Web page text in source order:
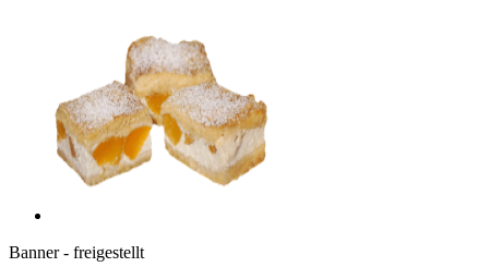
Banner - freigestellt